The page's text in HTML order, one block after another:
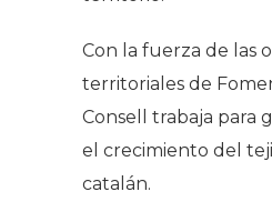
Con la fuerza de las
territoriales de
Consell trabaja para
el crecimiento del
catalán.